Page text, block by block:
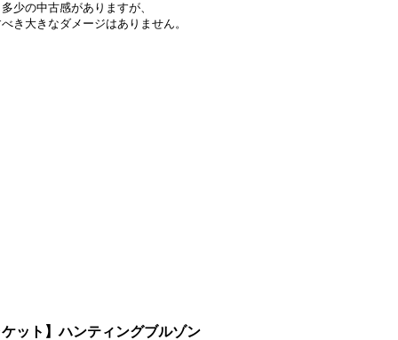
多少の中古感がありますが、
き大きなダメージはありません。
ット】ハンティングブルゾン